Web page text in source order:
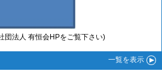
団法人 有恒会HPをご覧下さい)
一覧を表示